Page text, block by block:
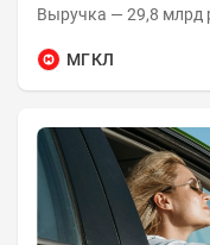
Выручка — 29,8 млрд рублей, рост в 2,5 раза к прошлому
МГКЛ